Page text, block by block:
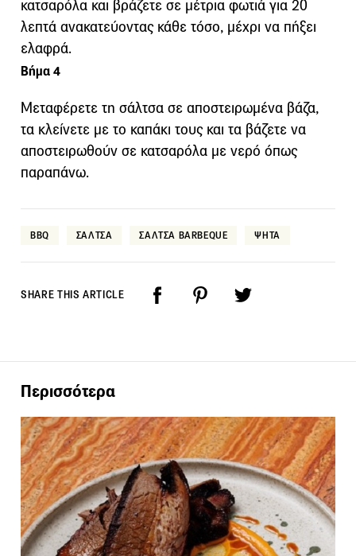
κατσαρόλα και βράζετε σε μέτρια φωτιά για 20
λεπτά ανακατεύοντας κάθε τόσο, μέχρι να πήξει
ελαφρά.
Βήμα 4
Μεταφέρετε τη σάλτσα σε αποστειρωμένα βάζα,
τα κλείνετε με το καπάκι τους και τα βάζετε να
αποστειρωθούν σε κατσαρόλα με νερό όπως
παραπάνω.
BBQ ΣΑΛΤΣΑ ΣΑΛΤΣΑ BARBEQUE ΨΗΤΑ
SHARE THIS ARTICLE
Περισσότερα